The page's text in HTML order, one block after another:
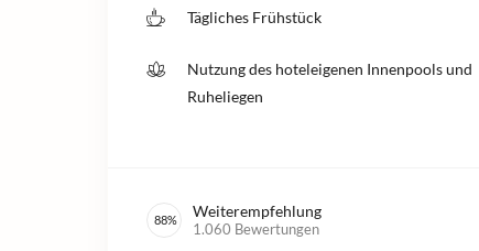
Tägliches Frühstück
Nutzung des hoteleigenen Innenpools und
Ruheliegen
88% Weiterempfehlung
1.060 Bewertungen